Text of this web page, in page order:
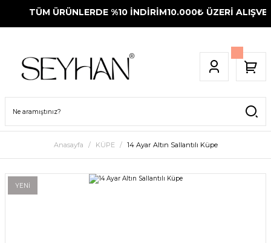
TÜM ÜRÜNLERDE %10 İNDİRİM10.000₺ ÜZERİ
Anasayfa KÜPE 14 Ayar Altın Sallantılı Küpe
YENİ